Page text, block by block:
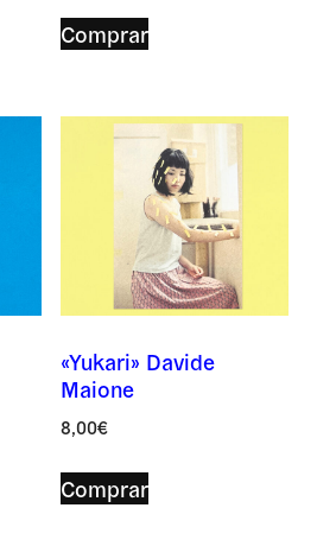
Comprar
«Yukari» Davide
Maione
8,00€
Comprar